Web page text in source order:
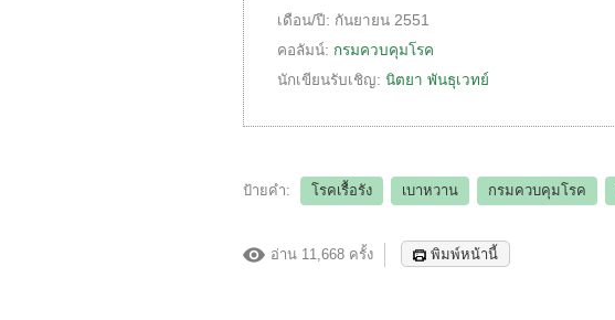
เดือน/ปี: กันยายน 2551
คอลัมน์: กรมควบคุมโรค
นักเขียนรับเชิญ: นิตยา พันธุเวทย์
ป้ายคำ: โรคเรื้อรัง เบาหวาน กรมควบคุมโรค
อ่าน 11,668 ครั้ง พิมพ์หน้านี้